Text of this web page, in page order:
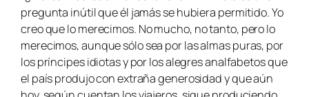
pregunta inútil que él jamás se hubiera permitido. Yo
creo que lo merecimos. No mucho, no tanto, pero lo
merecimos, aunque sólo sea por las almas puras, por
los príncipes idiotas y por los alegres analfabetos que
el país produjo con extraña generosidad y que aún